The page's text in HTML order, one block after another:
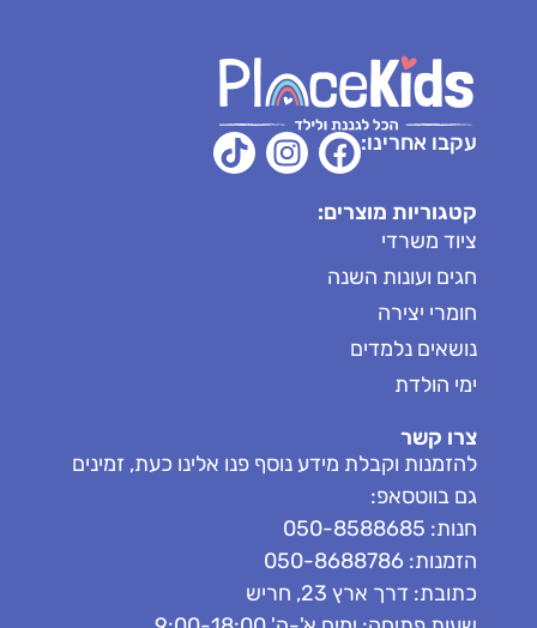
עקבו אחרינו:
קטגוריות מוצרים:
ציוד משרדי
חגים ועונות השנה
חומרי יצירה
נושאים נלמדים
ימי הולדת
צרו קשר
להזמנות וקבלת מידע נוסף פנו אלינו כעת, זמינים
גם בווטסאפ:
חנות: 050-8588685
הזמנות: 050-8688786
כתובת: דרך ארץ 23, חריש